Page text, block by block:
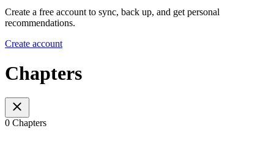
Create a free account to sync, back up, and get personal
recommendations.
Create account
Chapters
0 Chapters